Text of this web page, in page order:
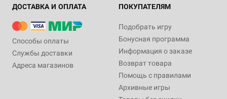
ДОСТАВКА И ОПЛАТА
Способы оплаты
Службы доставки
Адреса магазинов
ПОКУПАТЕЛЯМ
Подобрать игру
Бонусная программа
Информация о заказе
Возврат товара
Помощь с правилами
Архивные игры